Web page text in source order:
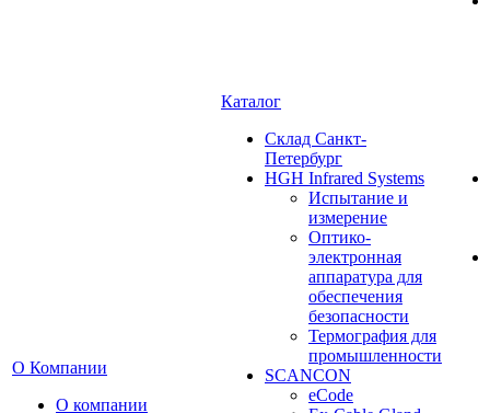
О Компании
О компании
Каталог
Cклад Санкт-
Петербург
HGH Infrared Systems
Испытание и
измерение
Оптико-
электронная
аппаратура для
обеспечения
безопасности
Термография для
промышленности
SCANCON
eCode